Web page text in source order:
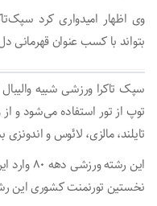
وی اظهار امیدواری کرد
بتواند با کسب عنوان قهرمانی
سپک تاکرا ورزشی شبیه
توپ از تور استفاده می‌شود و
تایلند، مالزی، لائوس و
نخستین تورنمنت کشوری این